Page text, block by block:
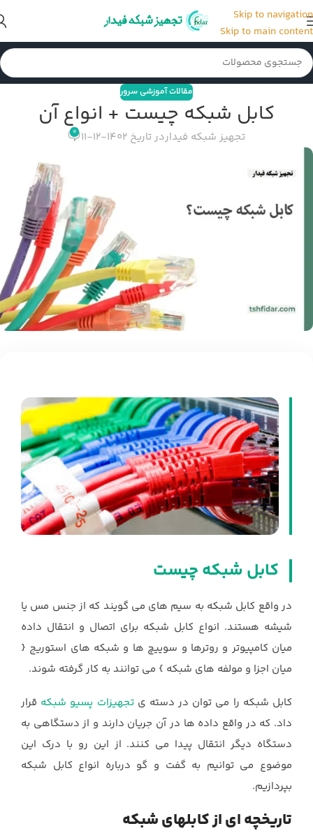
Skip to navigation
Skip to main content
مقالات آموزشی سرور
کابل شبکه چیست + انواع آن
تجهیز شبکه فیداردر تاریخ 1402-12-11 0
کابل شبکه چیست
در واقع کابل شبکه به سیم های می گویند که از جنس مس یا
شیشه هستند. انواع کابل شبکه برای اتصال و انتقال داده
میان کامپیوتر و روترها و سوییچ ها و شبکه های استوریج {
میان اجزا و مولفه های شبکه } می توانند به کار گرفته شوند.
کابل شبکه را می توان در دسته یتجهیزات پسیو شبکه قرار
داد. که در واقع داده ها در آن جریان دارند و از دستگاهی به
دستگاه دیگر انتقال پیدا می کنند. از این رو با درک این
موضوع می توانیم به گفت و گو درباره انواع کابل شبکه
بپردازیم.
تاریخچه ای از کابلهای شبکه